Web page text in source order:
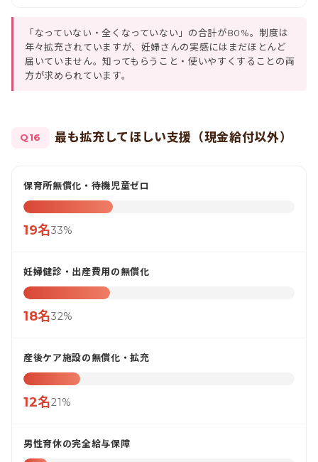
「なっていない・全くなっていない」の合計が80%。制度は
年々拡充されていますが、妊婦さんの実感にはまだほとんど
届いていません。知ってもらうこと・使いやすくすることの両
方が求められています。
Q16 最も拡充してほしい支援（現金給付以外）
保育所無償化・待機児童ゼロ
19名33%
妊婦健診・出産費用の無償化
18名32%
産後ケア施設の無償化・拡充
12名21%
男性育休の完全給与保障